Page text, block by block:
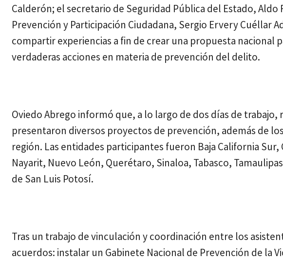
Calderón; el secretario de Seguridad Pública del Estado, Aldo
Prevención y Participación Ciudadana, Sergio Ervery Cuéllar
compartir experiencias a fin de crear una propuesta nacional
verdaderas acciones en materia de prevención del delito.
Oviedo Abrego informó que, a lo largo de dos días de
presentaron diversos proyectos de prevención, además de
región. Las entidades participantes fueron Baja California Sur,
Nayarit, Nuevo León, Querétaro, Sinaloa, Tabasco,
de San Luis Potosí.
Tras un trabajo de vinculación y coordinación entre los
acuerdos: instalar un Gabinete Nacional de Prevención de la